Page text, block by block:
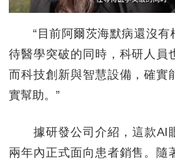
“目前阿爾茨海默病還沒有
待醫學突破的同時，科研人員
而科技創新與智慧設備，確實
實幫助。”
據研發公司介紹，這款AI
兩年內正式面向患者銷售。隨